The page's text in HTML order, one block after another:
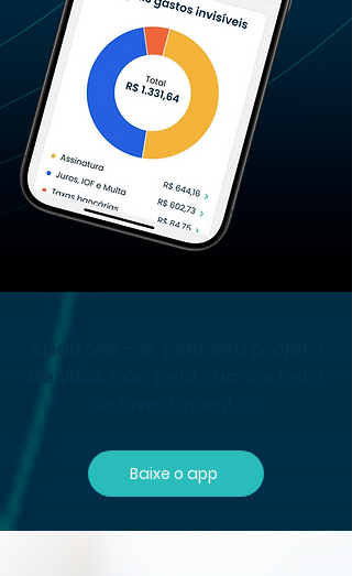
Baixe o app
Apaixone-se pelo seu projeto
de vida,